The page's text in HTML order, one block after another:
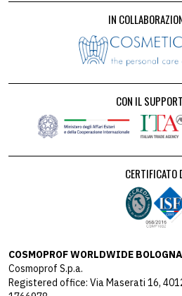
IN
CON IL
CERTIFICATO
COSMOPROF WORLDWIDE BOLOGNA
Cosmoprof S.p.a.
Registered office: Via Maserati 16,